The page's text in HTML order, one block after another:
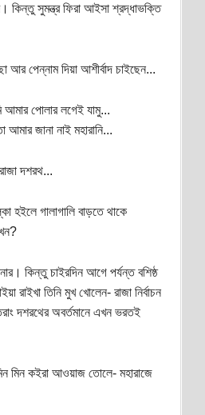
কিন্তু সুমন্ত্র ফিরা আইসা শ্রদ্ধাভক্তি
আর পেন্নাম দিয়া আশীর্বাদ চাইছেন...
আমার পোলার লগেই যামু...
আমার জানা নাই মহারানি...
দশরথ...
হইলে গালাগালি বাড়তে থাকে
কিন্তু চাইরদিন আগে পর্যন্ত বশিষ্ঠ
রাইখা তিনি মুখ খোলেন- রাজা নির্বাচন
দশরথের অবর্তমানে এখন ভরতই
মিন কইরা আওয়াজ তোলে- মহারাজে